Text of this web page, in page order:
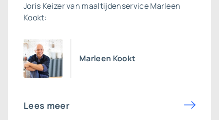
Joris Keizer van maaltijdenservice Marleen
Kookt:
Marleen Kookt
Lees meer